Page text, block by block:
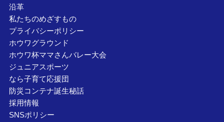
沿革
私たちのめざすもの
プライバシーポリシー
ホウワグラウンド
ホウワ杯ママさんバレー大会
ジュニアスポーツ
なら子育て応援団
防災コンテナ誕生秘話
採用情報
SNSポリシー